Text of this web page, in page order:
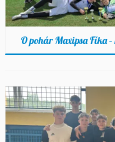
O pohár Maxipsa Fíka